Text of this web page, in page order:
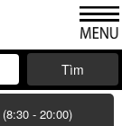
Tìm
(8:30 - 20:00)